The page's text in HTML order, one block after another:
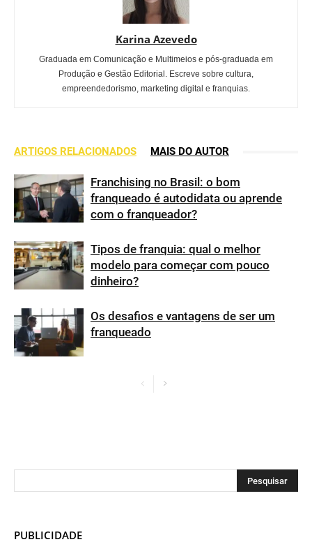
Karina Azevedo
Graduada em Comunicação e Multimeios e pós-graduada em
Produção e Gestão Editorial. Escreve sobre cultura,
empreendedorismo, marketing digital e franquias.
ARTIGOS RELACIONADOS MAIS DO AUTOR
Franchising no Brasil: o bom
franqueado é autodidata ou aprende
com o franqueador?
Tipos de franquia: qual o melhor
modelo para começar com pouco
dinheiro?
Os desafios e vantagens de ser um
franqueado
PUBLICIDADE